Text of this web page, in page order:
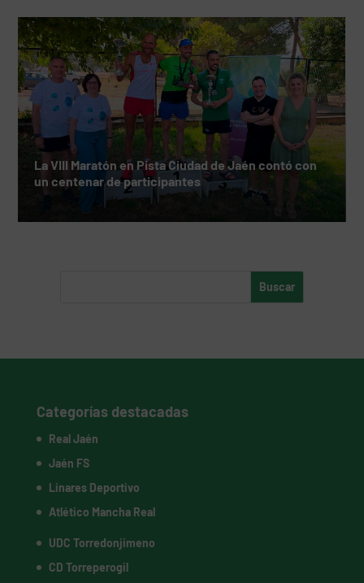
La VIII Maratón en Pista Ciudad de Jaén contó con
un centenar de participantes
Categorías destacadas
Real Jaén
Jaén FS
Linares Deportivo
Atlético Mancha Real
UDC Torredonjimeno
CD Torreperogil